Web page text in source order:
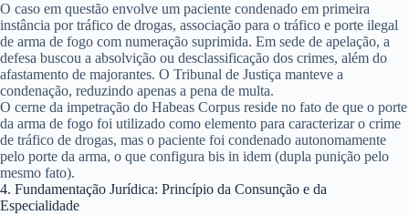
O caso em questão envolve um paciente condenado em primeira
instância por tráfico de drogas, associação para o tráfico e porte ilegal
de arma de fogo com numeração suprimida. Em sede de apelação, a
defesa buscou a absolvição ou desclassificação dos crimes, além do
afastamento de majorantes. O Tribunal de Justiça manteve a
condenação, reduzindo apenas a pena de multa.
O cerne da impetração do Habeas Corpus reside no fato de que o porte
da arma de fogo foi utilizado como elemento para caracterizar o crime
de tráfico de drogas, mas o paciente foi condenado autonomamente
pelo porte da arma, o que configura bis in idem (dupla punição pelo
mesmo fato).
4. Fundamentação Jurídica: Princípio da Consunção e da
Especialidade